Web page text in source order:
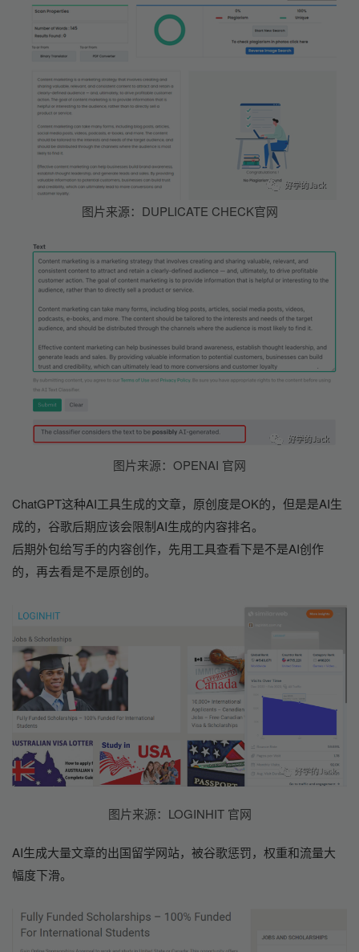
图片来源：DUPLICATE CHECK官网
图片来源：OPENAI 官网
ChatGPT这种AI工具生成的文章，原创度是OK的，但是是AI生
成的，谷歌后期应该会限制AI生成的内容排名。
后期外包给写手的内容创作，先用工具查看下是不是AI创作
的，再去看是不是原创的。
图片来源：LOGINHIT 官网
AI生成大量文章的出国留学网站，被谷歌惩罚，权重和流量大
幅度下滑。